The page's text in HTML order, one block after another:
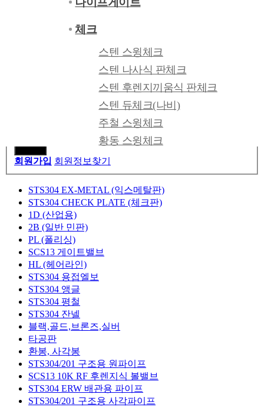
회원가입
회원가입 회원정보찾기
STS304 EX-METAL (익스메탈판)
STS304 CHECK PLATE (체크판)
1D (산업용)
2B (일반 민판)
PL (폴리싱)
SCS13 게이트밸브
HL (헤어라인)
STS304 용접엘보
STS304 앵글
STS304 평철
STS304 잔넬
블랙,골드,브론즈,실버
타공판
환봉, 사각봉
STS304/201 구조용 원파이프
SCS13 10K RF 후렌지식 볼밸브
STS304 ERW 배관용 파이프
STS304/201 구조용 사각파이프
체크
스텐 스윙체크
스텐 나사식 판체크
스텐 후렌지끼움식 판체크
스텐 듀체크(나비)
주철 스윙체크
황동 스윙체크
단조
스텐
황동
버터플라이밸브
하이퍼포먼스
스트레이너
스텐
주강